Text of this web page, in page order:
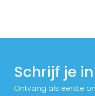
Schrijf je
Ontvang als eerste